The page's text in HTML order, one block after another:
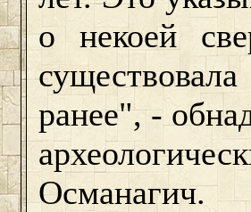
о некоей
ранее", -
Османагич.